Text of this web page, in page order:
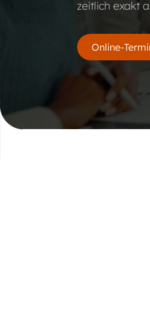
zeitlich exakt
Online-